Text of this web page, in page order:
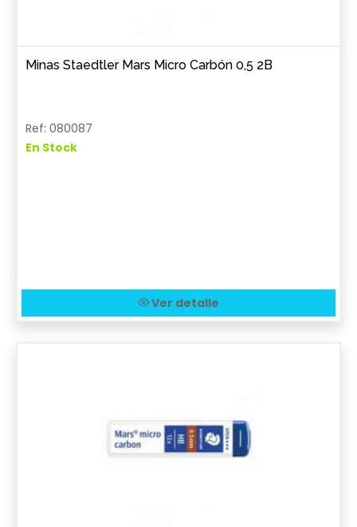
Minas Staedtler Mars Micro Carbón 0,5 2B
Ref: 080087
En Stock
Ver detalle